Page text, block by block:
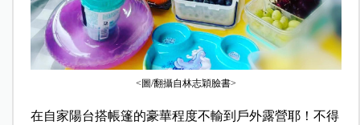
<圖/翻攝自林志穎臉書>
在自家陽台搭帳篷的豪華程度不輸到戶外露營耶！不得